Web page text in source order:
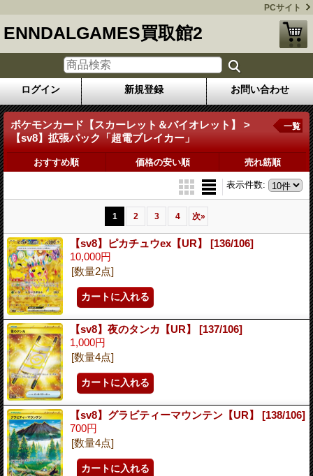
PCサイト
ENNDALGAMES買取館2
ログイン 新規登録 お問い合わせ
ポケモンカード【スカーレット＆バイオレット】 >
【sv8】拡張パック「超電ブレイカー」
一覧
おすすめ順 価格の安い順 売れ筋順
表示件数:
1 2 3 4 次»
【sv8】ピカチュウex【UR】 [136/106]
10,000円
[数量2点]
【sv8】夜のタンカ【UR】 [137/106]
1,000円
[数量4点]
【sv8】グラビティーマウンテン【UR】 [138/106]
700円
[数量4点]